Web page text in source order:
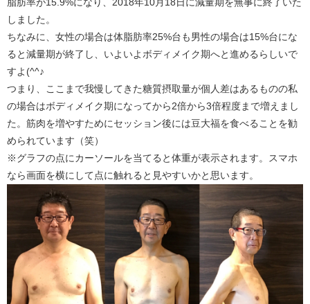
しました。
ちなみに、女性の場合は体脂肪率25%台も男性の場合は15%台にな
ると減量期が終了し、いよいよボディメイク期へと進めるらしいで
すよ(^^♪
つまり、ここまで我慢してきた糖質摂取量が個人差はあるものの私
の場合はボディメイク期になってから2倍から3倍程度まで増えまし
た。筋肉を増やすためにセッション後には豆大福を食べることを勧
められています（笑）
※グラフの点にカーソールを当てると体重が表示されます。スマホ
なら画面を横にして点に触れると見やすいかと思います。